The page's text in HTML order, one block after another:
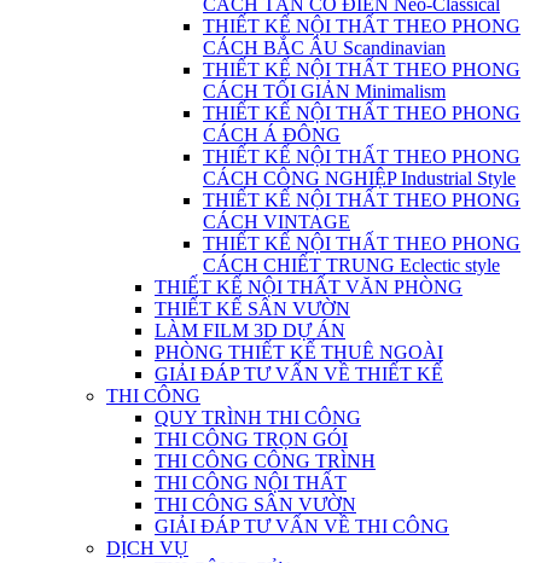
CÁCH TÂN CỔ ĐIỂN Neo-Classical
THIẾT KẾ NỘI THẤT THEO PHONG
CÁCH BẮC ÂU Scandinavian
THIẾT KẾ NỘI THẤT THEO PHONG
CÁCH TỐI GIẢN Minimalism
THIẾT KẾ NỘI THẤT THEO PHONG
CÁCH Á ĐÔNG
THIẾT KẾ NỘI THẤT THEO PHONG
CÁCH CÔNG NGHIỆP Industrial Style
THIẾT KẾ NỘI THẤT THEO PHONG
CÁCH VINTAGE
THIẾT KẾ NỘI THẤT THEO PHONG
CÁCH CHIẾT TRUNG Eclectic style
THIẾT KẾ NỘI THẤT VĂN PHÒNG
THIẾT KẾ SÂN VƯỜN
LÀM FILM 3D DỰ ÁN
PHÒNG THIẾT KẾ THUÊ NGOÀI
GIẢI ĐÁP TƯ VẤN VỀ THIẾT KẾ
THI CÔNG
QUY TRÌNH THI CÔNG
THI CÔNG TRỌN GÓI
THI CÔNG CÔNG TRÌNH
THI CÔNG NỘI THẤT
THI CÔNG SÂN VƯỜN
GIẢI ĐÁP TƯ VẤN VỀ THI CÔNG
DỊCH VỤ